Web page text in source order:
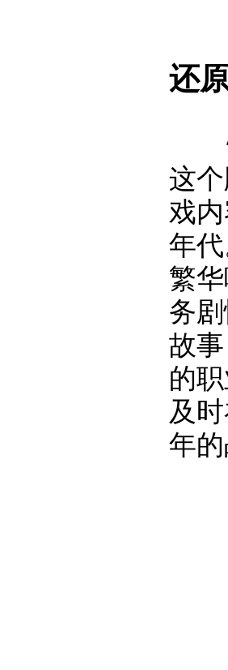
还
怀
这
戏
年
繁
务
故
的
及
年